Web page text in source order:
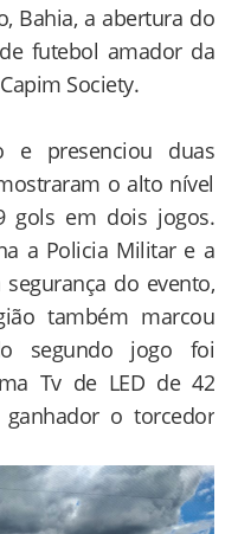
Bahia, a abertura do
futebol amador da
Society.
presenciou duas
o alto nível
gols em dois jogos.
a Policia Militar e a
do evento,
também marcou
segundo jogo foi
Tv de LED de 42
o torcedor